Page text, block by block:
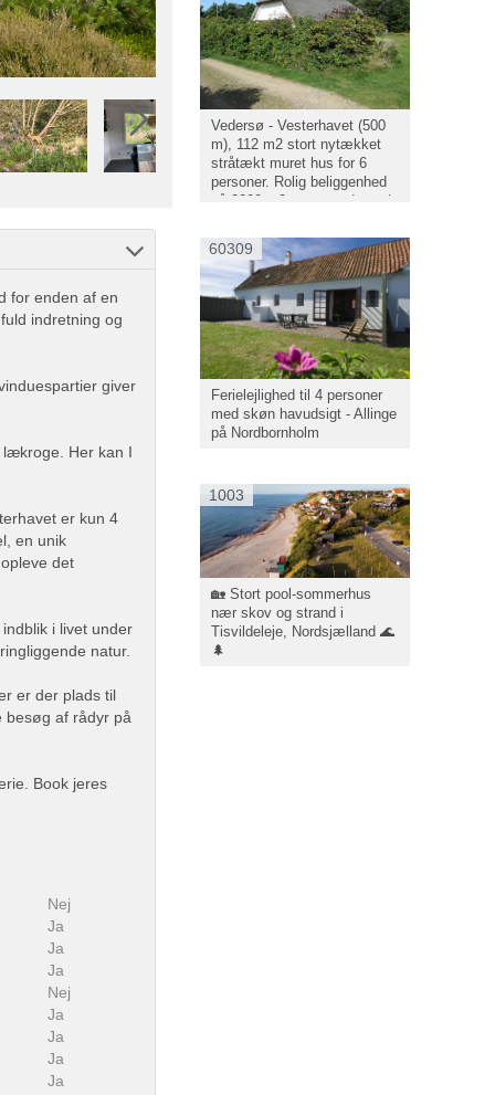
Vedersø - Vesterhavet (500
m), 112 m2 stort nytækket
stråtækt muret hus for 6
personer. Rolig beliggenhed
på 2200 m2 stor grund, med
huset. Mulighed for mange
aktiviteter på grunden.
60309
Ferielejlighed til 4 personer
med skøn havudsigt - Allinge
på Nordbornholm
1003
🏡 Stort pool-sommerhus
nær skov og strand i
Tisvildeleje, Nordsjælland 🌊
🌲
for enden af en
indretning og
giver
lækroge. Her kan I
er kun 4
en unik
det
i livet under
natur.
er der plads til
besøg af rådyr på
Book jeres
Nej
Ja
Ja
Ja
Nej
Ja
Ja
Ja
Ja